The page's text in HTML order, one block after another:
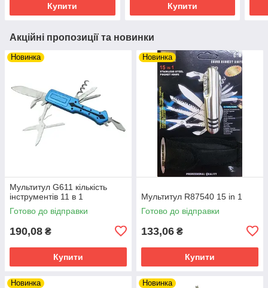
Купити Купити
Акційні пропозиції та новинки
Новинка
Мультитул G611 кількість
інструментів 11 в 1
Готово до відправки
190,08 ₴
Купити
Новинка
Мультитул R87540 15 in 1
Готово до відправки
133,06 ₴
Купити
Новинка Новинка